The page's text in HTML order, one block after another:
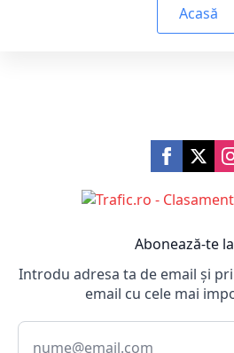
Acasă
Abonează-te
Introdu adresa ta de email și
email cu cele mai